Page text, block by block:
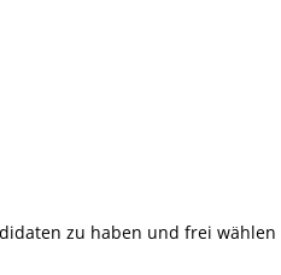
zu haben und frei wählen